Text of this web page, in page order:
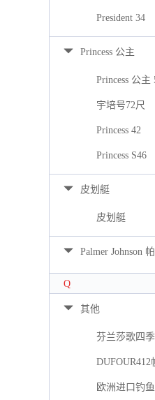
President 34
Princess 公主
Princess 公主
宇培号72尺
Princess 42
Princess S46
皮划艇
皮划艇
Palmer Johnson
Q
其他
芬兰莎歌四
DUFOUR412
欧洲进口钓